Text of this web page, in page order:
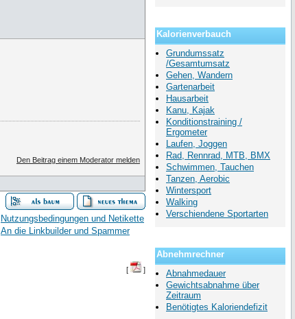
Den Beitrag einem Moderator melden
Nutzungsbedingungen und Netikette
An die Linkbuilder und Spammer
[ ]
Kalorienverbauch
Grundumssatz
/Gesamtumsatz
Gehen, Wandern
Gartenarbeit
Hausarbeit
Kanu, Kajak
Konditionstraining /
Ergometer
Laufen, Joggen
Rad, Rennrad, MTB, BMX
Schwimmen, Tauchen
Tanzen, Aerobic
Wintersport
Walking
Verschiendene Sportarten
Abnehmrechner
Abnahmedauer
Gewichtsabnahme über
Zeitraum
Benötigtes Kaloriendefizit